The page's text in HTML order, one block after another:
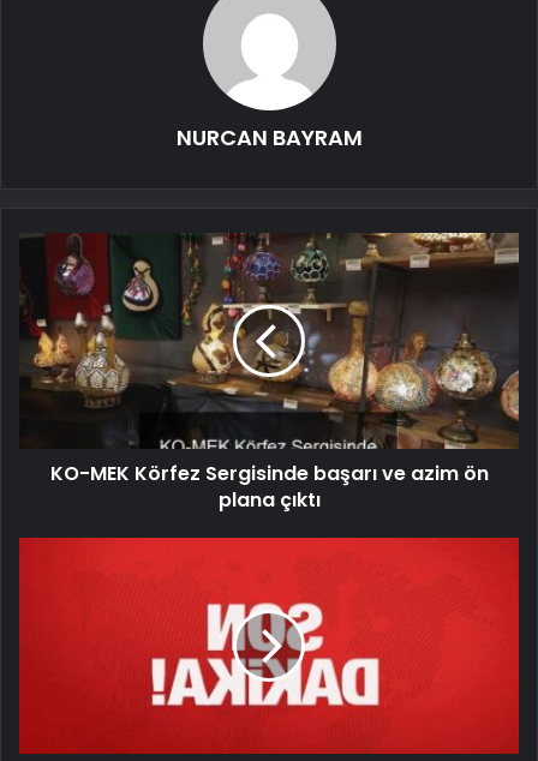
NURCAN BAYRAM
KO-MEK Körfez Sergisinde başarı ve azim ön
plana çıktı